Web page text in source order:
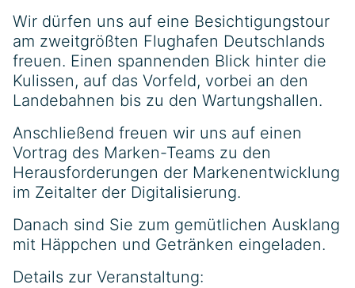
Wir dürfen uns auf eine Besichtigungstour
am zweitgrößten Flughafen Deutschlands
freuen. Einen spannenden Blick hinter die
Kulissen, auf das Vorfeld, vorbei an den
Landebahnen bis zu den Wartungshallen.
Anschließend freuen wir uns auf einen
Vortrag des Marken-Teams zu den
Herausforderungen der Markenentwicklung
im Zeitalter der Digitalisierung.
Danach sind Sie zum gemütlichen Ausklang
mit Häppchen und Getränken eingeladen.
Details zur Veranstaltung: